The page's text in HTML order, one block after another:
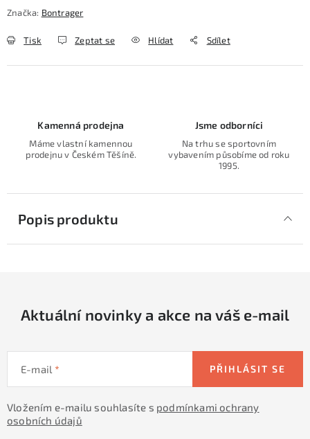
Značka: Bontrager
Tisk Zeptat se Hlídat Sdílet
Kamenná prodejna
Máme vlastní kamennou
prodejnu v Českém Těšíně.
Jsme odborníci
Na trhu se sportovním
vybavením působíme od roku
1995.
Popis produktu
Aktuální novinky a akce na váš e-mail
E-mail
Vložením e-mailu souhlasíte s podmínkami ochrany
osobních údajů
PŘIHLÁSIT SE